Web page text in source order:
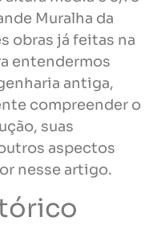
Muralha da
obras já feitas na
entendermos
antiga,
compreender o
suas
aspectos
nesse artigo.